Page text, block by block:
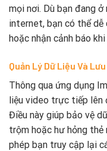
mọi nơi. Dù bạn đang ở
internet, bạn có thể
hoặc nhận cảnh báo
Quản Lý Dữ Liệu Và
Thông qua ứng dụng
liệu video trực tiếp lên
Điều này giúp bảo vệ
trộm hoặc hư hỏng thẻ
phép bạn truy cập lại